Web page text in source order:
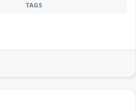
TAGS